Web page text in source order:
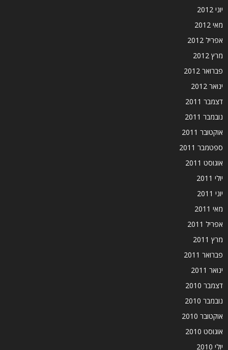
יוני 2012
מאי 2012
אפריל 2012
מרץ 2012
פברואר 2012
ינואר 2012
דצמבר 2011
נובמבר 2011
אוקטובר 2011
ספטמבר 2011
אוגוסט 2011
יולי 2011
יוני 2011
מאי 2011
אפריל 2011
מרץ 2011
פברואר 2011
ינואר 2011
דצמבר 2010
נובמבר 2010
אוקטובר 2010
אוגוסט 2010
יולי 2010